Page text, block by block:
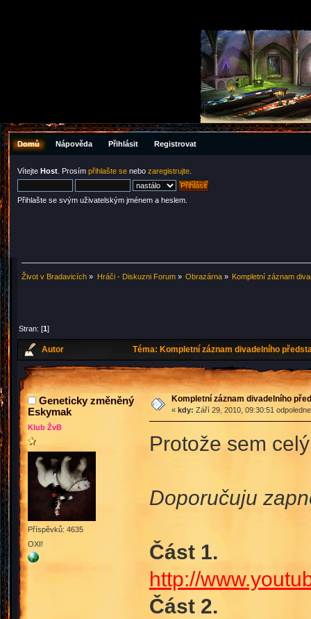
Domů Nápověda Přihlásit Registrovat
Vítejte Host . Prosím přihlašte se nebo zaregistrujte
Přihlašte se svým uživatelským jménem a heslem.
Život v Bradavicích » Hráči - Diskuzni Forum» Obrazárna» Kompletní záznam
Stran: [1]
Autor Téma: Kompletní záznam divadelního
Geneticky změněný
Eskymak
Klub ŽvB
Příspěvků: 4635
OXI!
Kompletní záznam divadelního
« kdy: Září 29, 2010, 09:30:51
Protože sem
Doporučuju
Část 1.
http://
Část 2.